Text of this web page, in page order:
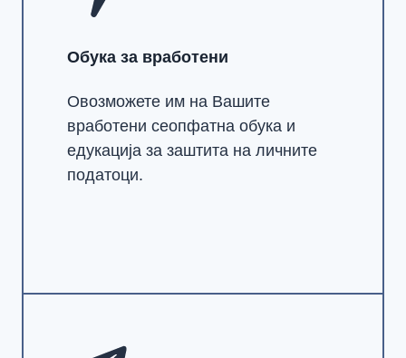
Обука за вработени
Овозможете им на Вашите
вработени сеопфатна обука и
едукација за заштита на личните
податоци.